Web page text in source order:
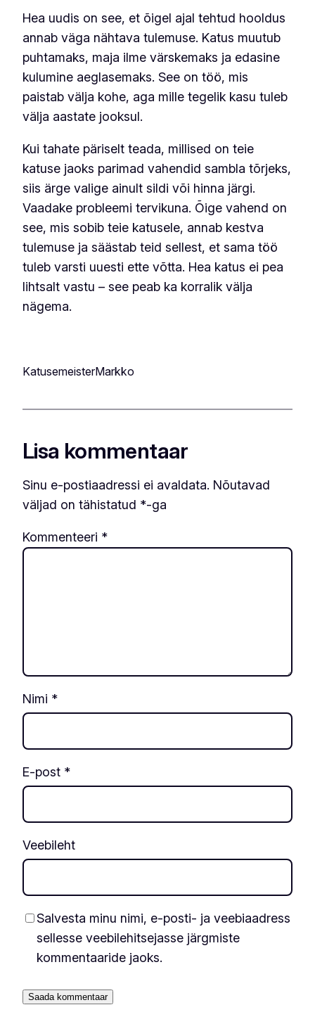
Hea uudis on see, et õigel ajal tehtud hooldus
annab väga nähtava tulemuse. Katus muutub
puhtamaks, maja ilme värskemaks ja edasine
kulumine aeglasemaks. See on töö, mis
paistab välja kohe, aga mille tegelik kasu tuleb
välja aastate jooksul.
Kui tahate päriselt teada, millised on teie
katuse jaoks parimad vahendid sambla tõrjeks,
siis ärge valige ainult sildi või hinna järgi.
Vaadake probleemi tervikuna. Õige vahend on
see, mis sobib teie katusele, annab kestva
tulemuse ja säästab teid sellest, et sama töö
tuleb varsti uuesti ette võtta. Hea katus ei pea
lihtsalt vastu – see peab ka korralik välja
nägema.
KatusemeisterMarkko
Lisa kommentaar
Sinu e-postiaadressi ei avaldata. Nõutavad
väljad on tähistatud *-ga
Kommenteeri *
Nimi *
E-post *
Veebileht
Salvesta minu nimi, e-posti- ja veebiaadress
sellesse veebilehitsejasse järgmiste
kommentaaride jaoks.